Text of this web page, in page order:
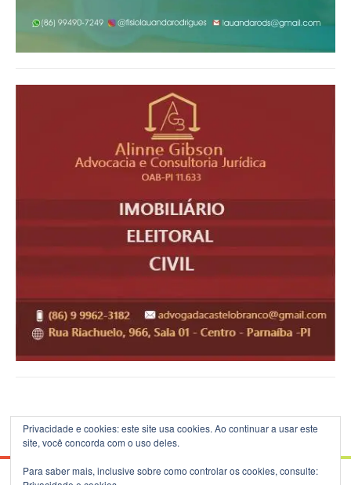
Privacidade e cookies: este site usa cookies. Ao continuar a usar este
site, você concorda com o uso deles.
Para saber mais, inclusive sobre como controlar os cookies, consulte: